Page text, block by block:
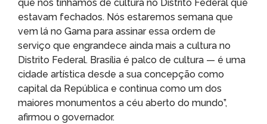
que nós tínhamos de cultura no Distrito Federal que
estavam fechados. Nós estaremos semana que
vem lá no Gama para assinar essa ordem de
serviço que engrandece ainda mais a cultura no
Distrito Federal. Brasília é palco de cultura — é uma
cidade artística desde a sua concepção como
capital da República e continua como um dos
maiores monumentos a céu aberto do mundo”,
afirmou o governador.